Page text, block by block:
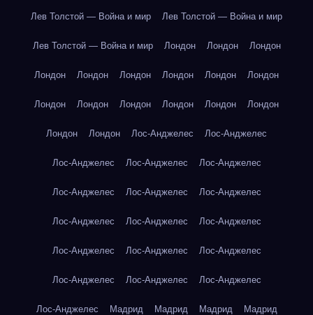
Лев Толстой — Война и мир Лев Толстой — Война и мир
Лев Толстой — Война и мир Лондон Лондон Лондон
Лондон Лондон Лондон Лондон Лондон Лондон
Лондон Лондон Лондон Лондон Лондон Лондон
Лондон Лондон Лос-Анджелес Лос-Анджелес
Лос-Анджелес Лос-Анджелес Лос-Анджелес
Лос-Анджелес Лос-Анджелес Лос-Анджелес
Лос-Анджелес Лос-Анджелес Лос-Анджелес
Лос-Анджелес Лос-Анджелес Лос-Анджелес
Лос-Анджелес Лос-Анджелес Лос-Анджелес
Лос-Анджелес Мадрид Мадрид Мадрид Мадрид